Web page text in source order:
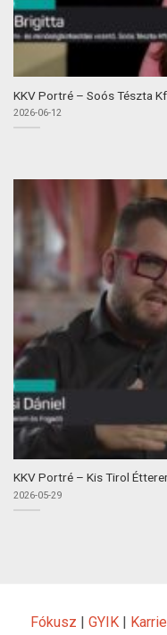
KKV Portré – Soós Tészta
2026-06-12
KKV Portré – Kis Tirol
2026-05-29
Fókusz | GYIK |